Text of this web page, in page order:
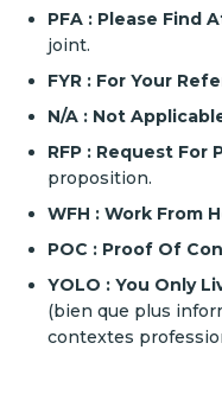
PFA : Please Find
joint.
FYR : For Your
N/A : Not
RFP : Request For
proposition.
WFH : Work From
POC : Proof Of
YOLO : You Only
(bien que plus
contextes